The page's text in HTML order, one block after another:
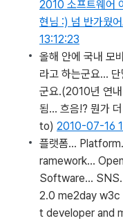
2010 소프트웨어
현님 :) 넘 반가웠
13:12:23
올해 안에 국내 모
라고 하는군요…
군요.(2010년 연
됨... 흐음!? 뭔가
to) 2010-07-16
플랫폼…
ramework…
Software…
2.0 me2day
t developer and